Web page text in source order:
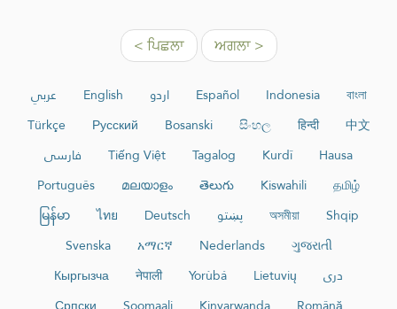
< ਪਿਛਲਾ ਅਗਲਾ >
عربي English اردو Español Indonesia
বাংলা
Türkçe
Русский Bosanski සිංහල हिन्दी
中文
فارسی
Tiếng Việt Tagalog Kurdî
Hausa
Português
മലയാളം తెలుగు Kiswahili
தமிழ்
မြန်မာ
ไทย Deutsch پښتو অসমীয়া
Shqip
Svenska
አማርኛ Nederlands
ગુજરાતી
Кыргызча
नेपाली Yorùbá Lietuvių
دری